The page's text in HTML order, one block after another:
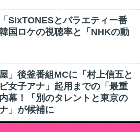
SixTONESとバラエティー番
国ロケの視聴率と「NHKの動
屋」後釜番組MCに「村上信五と
女子アナ」起用までの「最重
幕！「別のタレントと東京の
」が候補に